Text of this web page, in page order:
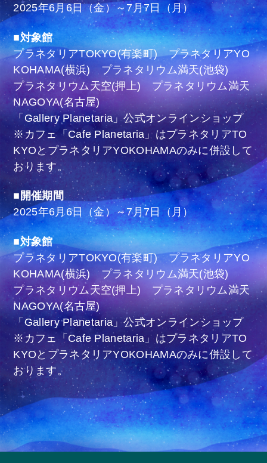
2025年6月6日（金）～7月7日（月）
■対象館
プラネタリアTOKYO(有楽町) プラネタリアYO
KOHAMA(横浜) プラネタリウム満天(池袋)
プラネタリウム天空(押上) プラネタリウム満天
NAGOYA(名古屋)
「Gallery Planetaria」公式オンラインショップ
※カフェ「Cafe Planetaria」はプラネタリアTO
KYOとプラネタリアYOKOHAMAのみに併設して
おります。
■開催期間
2025年6月6日（金）～7月7日（月）
■対象館
プラネタリアTOKYO(有楽町) プラネタリアYO
KOHAMA(横浜) プラネタリウム満天(池袋)
プラネタリウム天空(押上) プラネタリウム満天
NAGOYA(名古屋)
「Gallery Planetaria」公式オンラインショップ
※カフェ「Cafe Planetaria」はプラネタリアTO
KYOとプラネタリアYOKOHAMAのみに併設して
おります。